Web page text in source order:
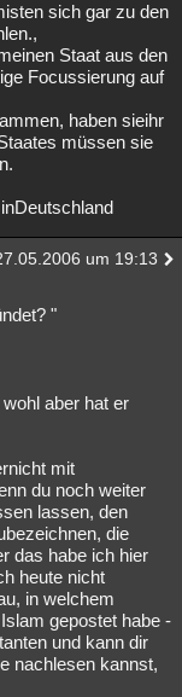
sich gar zu den
Staat aus den
Focussierung auf
haben sieihr
müssen sie
um 19:13
"
aber hat er
mit
du noch weiter
lassen, den
die
das habe ich hier
heute nicht
in welchem
gepostet habe -
und kann dir
nachlesen kannst,